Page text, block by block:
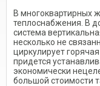
В многоквартирных
теплоснабжения. В
система
несколько не
циркулирует
придется
экономически
большой стоимости